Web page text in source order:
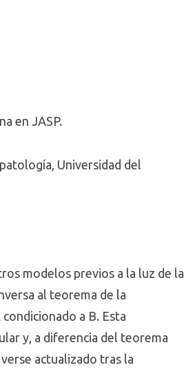
en JASP.
Universidad del
modelos previos a la luz de la
al teorema de la
a B. Esta
y, a diferencia del teorema
actualizado tras la